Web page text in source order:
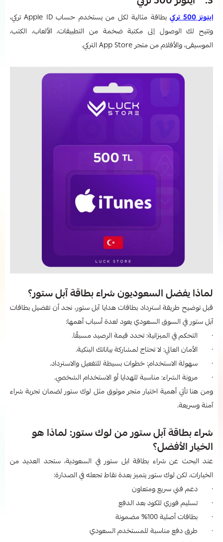
ايتونز 500 تركي
بطاقة مثالية لكل من يستخدم حساب Apple ID تركي،
وتتيح لك الوصول إلى مكتبة ضخمة من التطبيقات، الألعاب، الكتب،
الموسيقى، والأفلام من متجر App Store التركي.
لماذا يفضل السعوديون شراء بطاقة آبل ستور؟
قبل توضيح طريقة استرداد بطاقات هدايا آبل ستور، نجد أن تفضيل بطاقات
آبل ستور في السوق السعودي يعود لعدة أسباب أهمها:
· التحكم في الميزانية: تحدد قيمة الرصيد مسبقًا.
· الأمان العالي: لا تحتاج لمشاركة بياناتك البنكية.
· سهولة الاستخدام: خطوات بسيطة للتفعيل والاسترداد.
· مرونة الشراء: مناسبة للهدايا أو الاستخدام الشخصي.
ومن هنا تأتي أهمية اختيار متجر موثوق مثل لوك ستور لضمان تجربة شراء
آمنة وسريعة.
شراء بطاقة آبل ستور من لوك ستور: لماذا هو
الخيار الأفضل؟
عند البحث عن شراء بطاقة ابل ستور في السعودية، ستجد العديد من
الخيارات، لكن لوك ستور يتميز بعدة نقاط تجعله في الصدارة:
· دعم فني سريع ومتعاون
· تسليم فوري للكود بعد الدفع
· بطاقات أصلية 100% مضمونة
· طرق دفع مناسبة للمستخدم السعودي